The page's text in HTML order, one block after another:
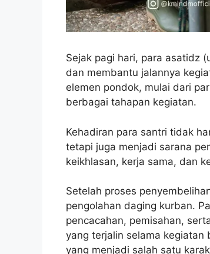
Sejak pagi hari, para asatidz
dan membantu jalannya
elemen pondok, mulai dari
berbagai tahapan kegiatan.
Kehadiran para santri tidak
tetapi juga menjadi sarana
keikhlasan, kerja sama, dan
Setelah proses
pengolahan daging kurban.
pencacahan, pemisahan,
yang terjalin selama kegiatan
yang menjadi salah satu